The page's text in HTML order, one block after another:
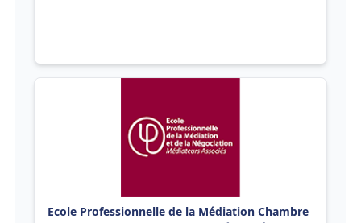
Ecole Professionnelle de la Médiation Chambre